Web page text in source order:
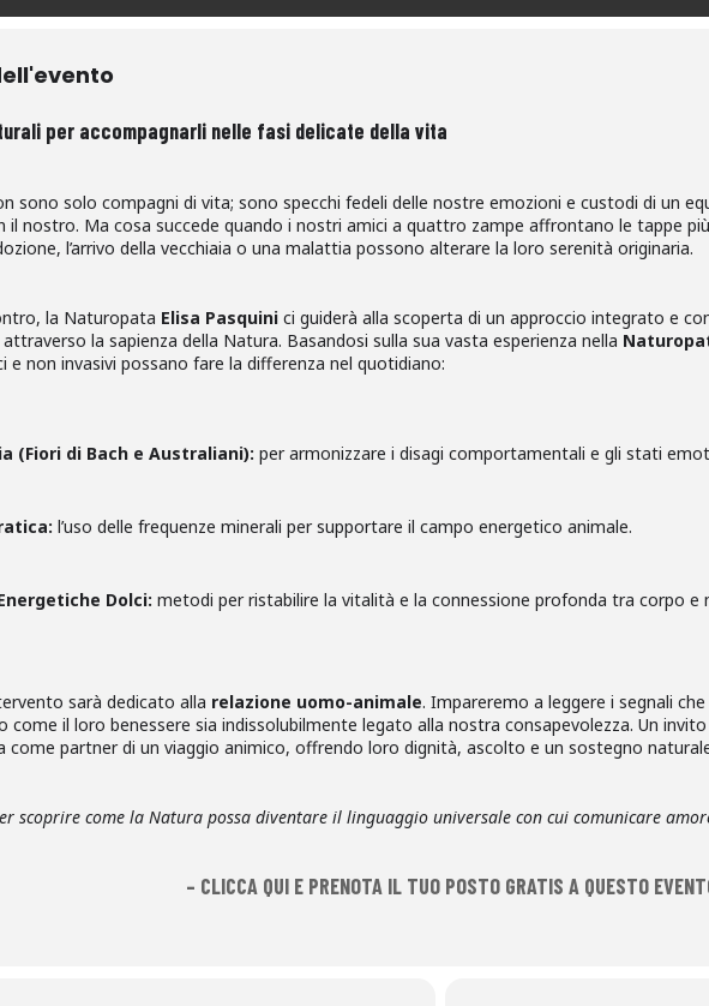
per accompagnarli nelle fasi delicate della vita
sono solo compagni di vita; sono specchi fedeli delle nostre emozioni e custodi di un
il nostro. Ma cosa succede quando i nostri amici a quattro zampe affrontano le tappe
l’arrivo della vecchiaia o una malattia possono alterare la loro serenità originaria.
la Naturopata Elisa Pasquini ci guiderà alla scoperta di un approccio integrato e
la sapienza della Natura. Basandosi sulla sua vasta esperienza nella
e non invasivi possano fare la differenza nel quotidiano:
(Fiori di Bach e Australiani): per armonizzare i disagi comportamentali e gli stati
l’uso delle frequenze minerali per supportare il campo energetico animale.
Dolci: metodi per ristabilire la vitalità e la connessione profonda tra corpo e
sarà dedicato alla relazione uomo-animale. Impareremo a leggere i segnali
come il loro benessere sia indissolubilmente legato alla nostra consapevolezza. Un
come partner di un viaggio animico, offrendo loro dignità, ascolto e un sostegno
scoprire come la Natura possa diventare il linguaggio universale con cui comunicare
– CLICCA QUI E PRENOTA IL TUO POSTO GRATIS A QUESTO